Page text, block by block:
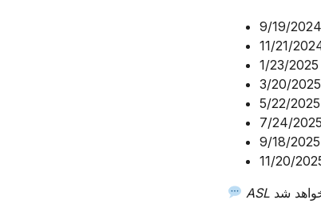
9/19/2024
11/21/
1/23/2025
3/20/2025
5/22/2025
7/24/2025
9/18/2025
11/20/